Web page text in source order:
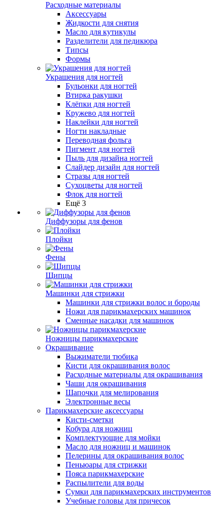
Расходные материалы
Аксессуары
Жидкости для снятия
Масло для кутикулы
Разделители для педикюра
Типсы
Формы
Украшения для ногтей
Бульонки для ногтей
Втирка ракушки
Клёпки для ногтей
Кружево для ногтей
Наклейки для ногтей
Ногти накладные
Переводная фольга
Пигмент для ногтей
Пыль для дизайна ногтей
Слайдер дизайн для ногтей
Стразы для ногтей
Сухоцветы для ногтей
Флок для ногтей
Ещё 3
Диффузоры для фенов
Плойки
Фены
Щипцы
Машинки для стрижки
Машинки для стрижки волос и бороды
Ножи для парикмахерских машинок
Сменные насадки для машинок
Ножницы парикмахерские
Окрашивание
Выжиматели тюбика
Кисти для окрашивания волос
Расходные материалы для окрашивания
Чаши для окрашивания
Шапочки для мелирования
Электронные весы
Парикмахерские аксессуары
Кисти-сметки
Кобура для ножниц
Комплектующие для мойки
Масло для ножниц и машинок
Пелерины для окрашивания волос
Пеньюары для стрижки
Пояса парикмахерские
Распылители для воды
Сумки для парикмахерских инструментов
Учебные головы для причесок